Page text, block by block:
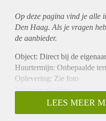
Op deze pagina vind je alle
Den Haag. Als je vragen
de aanbieder.
Object: Direct bij de eigenaar
Huurtermijn: Onbepaalde
Oplevering: Zie foto
Inkomen eis: Nee
Garantiestelling mogelijk:
Borg: 1 Maand
LEES MEER